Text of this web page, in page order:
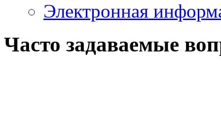
Электронная
Часто задаваемые